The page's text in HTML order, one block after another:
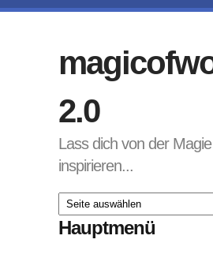
2.0
Lass dich von der
inspirieren...
Hauptmenü